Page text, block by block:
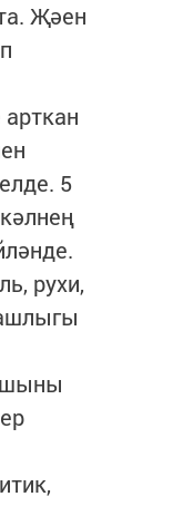
Җәен
5
рухи,